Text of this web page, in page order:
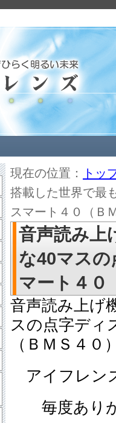
現在の位置：
トッ
搭載した世界で最
スマート４０（Ｂ
音声読み上
な40マス
マート４０
音声読み上げ
スの点字ディ
（ＢＭＳ４０
アイフレン
毎度ありが